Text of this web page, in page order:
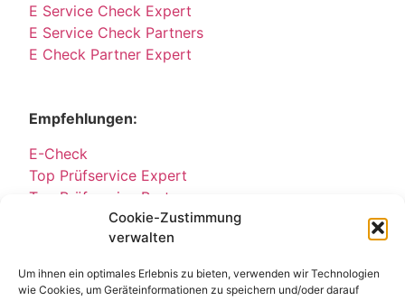
Cookie-Zustimmung
verwalten
Um ihnen ein optimales Erlebnis zu bieten, verwenden wir Technologien
wie Cookies, um Geräteinformationen zu speichern und/oder darauf
E Service Check Expert
E Service Check Partners
E Check Partner Expert
Empfehlungen:
E-Check
Top Prüfservice Expert
Top Prüfservice Partners
Top Prüfservice GmbH
Sicherheitsprüfungen Partners
Prüfung E-Check Expert